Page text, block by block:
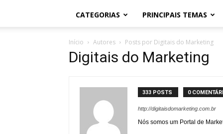
CATEGORIAS PRINCIPAIS TEMAS
Início Autores Posts por Digitais do Marketing
Digitais do Marketing
333 POSTS 0
http://digitaisdomarketing.com.br
Nós somos um Portal de